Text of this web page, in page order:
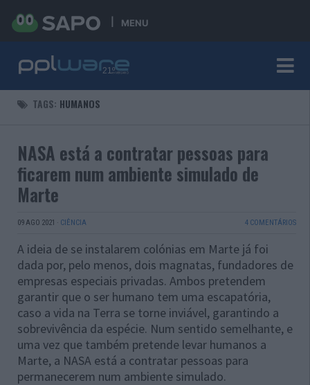
MENU
TAGS: HUMANOS
NASA está a contratar pessoas para
ficarem num ambiente simulado de
Marte
09 AGO 2021 · CIÊNCIA 4 COMENTÁRIOS
A ideia de se instalarem colónias em Marte já foi
dada por, pelo menos, dois magnatas, fundadores de
empresas especiais privadas. Ambos pretendem
garantir que o ser humano tem uma escapatória,
caso a vida na Terra se torne inviável, garantindo a
sobrevivência da espécie. Num sentido semelhante, e
uma vez que também pretende levar humanos a
Marte, a NASA está a contratar pessoas para
permanecerem num ambiente simulado.